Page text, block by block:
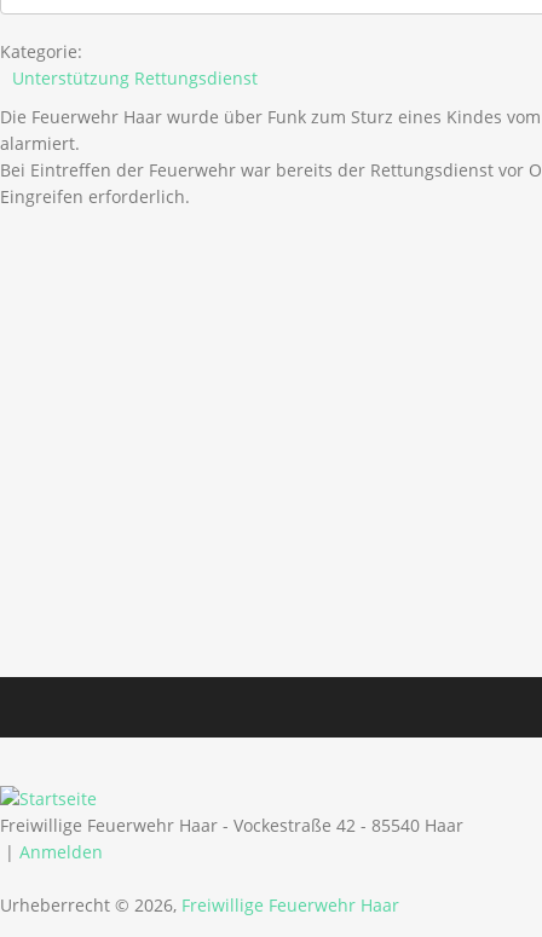
Kategorie:
Unterstützung Rettungsdienst
Die Feuerwehr Haar wurde über Funk zum Sturz eines Kindes
alarmiert.
Bei Eintreffen der Feuerwehr war bereits der Rettungsdienst vor
Eingreifen erforderlich.
Freiwillige Feuerwehr Haar - Vockestraße 42 - 85540 Haar
| Anmelden
Urheberrecht © 2026, Freiwillige Feuerwehr Haar